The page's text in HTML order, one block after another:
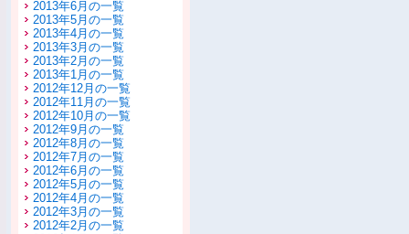
2013年6月の一覧
2013年5月の一覧
2013年4月の一覧
2013年3月の一覧
2013年2月の一覧
2013年1月の一覧
2012年12月の一覧
2012年11月の一覧
2012年10月の一覧
2012年9月の一覧
2012年8月の一覧
2012年7月の一覧
2012年6月の一覧
2012年5月の一覧
2012年4月の一覧
2012年3月の一覧
2012年2月の一覧